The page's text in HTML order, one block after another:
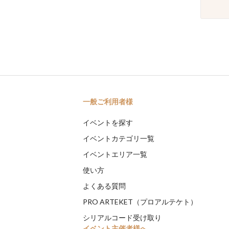
一般ご利用者様
イベントを探す
イベントカテゴリ一覧
イベントエリア一覧
使い方
よくある質問
PRO ARTEKET（プロアルテケト）
シリアルコード受け取り